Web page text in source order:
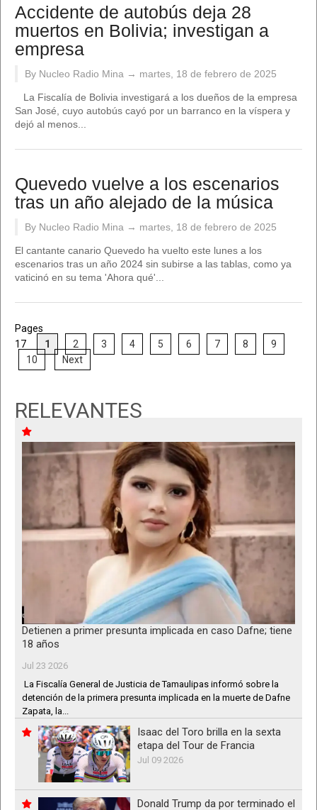
Accidente de autobús deja 28
muertos en Bolivia; investigan a
empresa
By Nucleo Radio Mina → martes, 18 de febrero de 2025
La Fiscalía de Bolivia investigará a los dueños de la empresa
San José, cuyo autobús cayó por un barranco en la víspera y
dejó al menos...
Quevedo vuelve a los escenarios
tras un año alejado de la música
By Nucleo Radio Mina → martes, 18 de febrero de 2025
El cantante canario Quevedo ha vuelto este lunes a los
escenarios tras un año 2024 sin subirse a las tablas, como ya
vaticinó en su tema 'Ahora qué'...
Pages
17
1 2 3 4 5 6 7 8
9
10
Next
RELEVANTES
Detienen a primer presunta implicada en caso Dafne; tiene
18 años
Jul 23 2026
La Fiscalía General de Justicia de Tamaulipas informó sobre la
detención de la primera presunta implicada en la muerte de Dafne
Zapata, la...
Isaac del Toro brilla en la sexta
etapa del Tour de Francia
Jul 09 2026
Donald Trump da por terminado el